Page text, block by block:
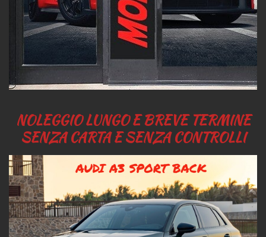
NOLEGGIO LUNGO E BREVE TERMINE
SENZA CARTA E SENZA CONTROLLI